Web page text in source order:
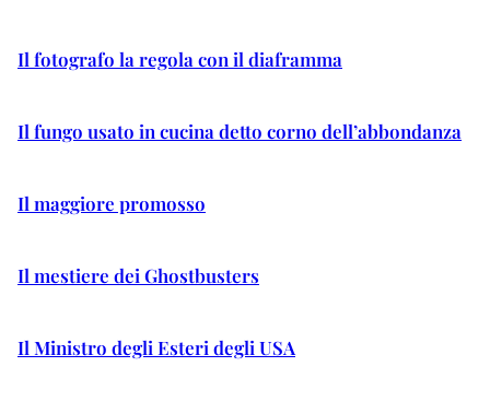
Il fotografo la regola con il diaframma
Il fungo usato in cucina detto corno dell’abbondanza
Il maggiore promosso
Il mestiere dei Ghostbusters
Il Ministro degli Esteri degli USA